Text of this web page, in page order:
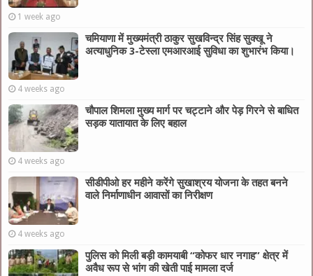
1 week ago
चमियाणा में मुख्यमंत्री ठाकुर सुखविन्द्र सिंह सुक्खू ने
अत्याधुनिक 3-टेस्ला एमआरआई सुविधा का शुभारंभ किया।
4 weeks ago
चौपाल शिमला मुख्य मार्ग पर चट्टाने और पेड़ गिरने से बाधित
सड़क यातायात के लिए बहाल
4 weeks ago
सीडीपीओ हर महीने करेंगे सुखाश्रय योजना के तहत बनने
वाले निर्माणाधीन आवासों का निरीक्षण
4 weeks ago
पुलिस को मिली बड़ी कामयाबी “कोफर धार नगाह” क्षेत्र में
अवैध रूप से भांग की खेती पाई मामला दर्ज